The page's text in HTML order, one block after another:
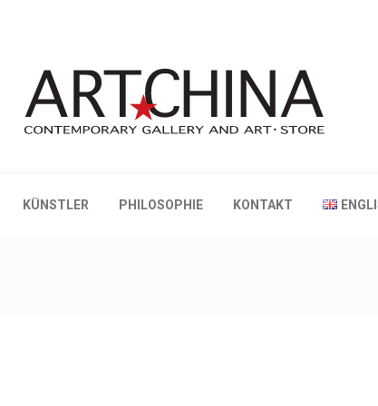
KÜNSTLER PHILOSOPHIE KONTAKT